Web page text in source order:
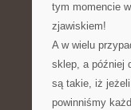
tym momencie
zjawiskiem!
A w wielu
sklep, a później
są takie, iż
powinniśmy